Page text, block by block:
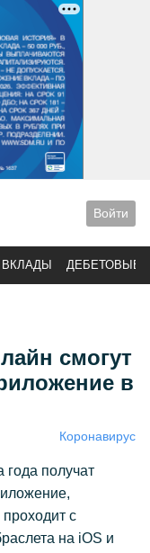
Войти
ВКЛАДЫ ДЕБЕТОВЫЕ
смогут
в
Коронавирус
получат
с
на iOS и